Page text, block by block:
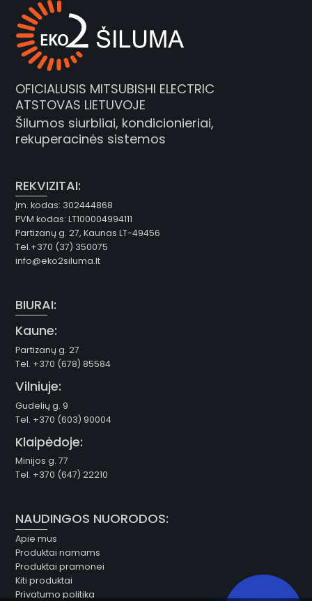
OFICIALUSIS MITSUBISHI ELECTRIC
ATSTOVAS LIETUVOJE
Šilumos siurbliai, kondicionieriai,
rekuperacinės sistemos
REKVIZITAI:
Įm. kodas: 302444868
PVM kodas: LT100004994111
Partizanų g. 27, Kaunas LT-49456
Tel.+370 (37) 350075
info@eko2siluma.lt
BIURAI:
Kaune:
Partizanų g. 27
Tel. +370 (678) 85584
Vilniuje:
Gudelių g. 9
Tel. +370 (603) 90004
Klaipėdoje:
Minijos g. 77
Tel. +370 (647) 22210
NAUDINGOS NUORODOS:
Apie mus
Produktai namams
Produktai pramonei
Kiti produktai
Privatumo politika